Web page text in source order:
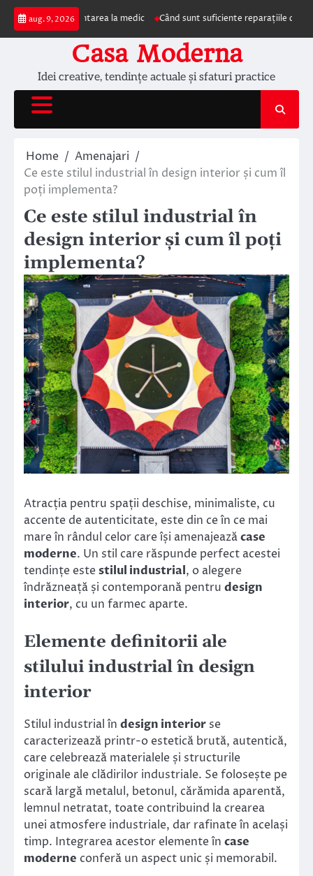
Skip
content
aug. 9, 2026
prezentarea la medic Când sunt suficiente reparațiile de acoperiș
Casa Moderna
Idei creative, tendințe actuale și sfaturi practice
Home
Amenajari
Ce este stilul industrial în design interior și cum îl
poți implementa?
Ce este stilul industrial în
design interior și cum îl poți
implementa?
Atracția pentru spații deschise, minimaliste, cu
accente de autenticitate, este din ce în ce mai
mare în rândul celor care își amenajeazăcase
moderne. Un stil care răspunde perfect acestei
tendințe estestilul industrial, o alegere
îndrăzneață și contemporană pentru design
interior, cu un farmec aparte.
Elemente definitorii ale
stilului industrial în design
interior
Stilul industrial în design interior se
caracterizează printr-o estetică brută, autentică,
care celebrează materialele și structurile
originale ale clădirilor industriale. Se folosește pe
scară largă metalul, betonul, cărămida aparentă,
lemnul netratat, toate contribuind la crearea
unei atmosfere industriale, dar rafinate în același
timp. Integrarea acestor elemente în case
moderne conferă un aspect unic și memorabil.